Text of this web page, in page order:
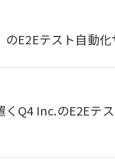
E2Eテスト自動
Q4 Inc.のE2Eテ